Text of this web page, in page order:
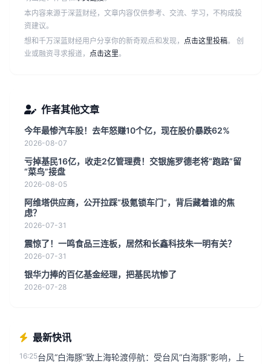
本内容来源于深蓝财经，文章内容仅供参考、交流、学习，不构成投
资建议。
想和千万深蓝财经用户分享你的新奇观点和发现， 点击这里投稿。 创
业或融资寻求报道， 点击这里。
作者其他文章
今年最惨汽车股！去年怒赚10个亿，现在股价暴跌62%
2026-08-07
亏掉基民16亿，收走2亿管理费！交银施罗德老将“跑路”留
“菜鸟”接盘
2026-08-05
阿维塔供应商，公开拉踩“极氪锁车门”，背后藏着谁的焦
虑？
2026-07-31
震惊了！一鸣食品三连板，居然和长鑫科技朱一明有关？
2026-07-31
银华力捧的百亿基金经理，把基民坑惨了
2026-07-28
最新快讯
16:25台风“白海豚”致上海轮渡停航：受台风“白海豚”影响，上